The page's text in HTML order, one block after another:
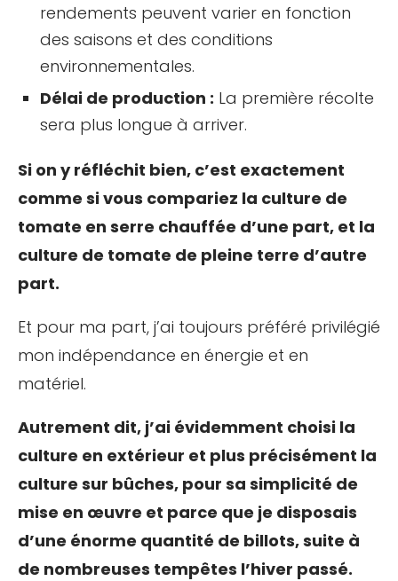
rendements peuvent varier en fonction
des saisons et des conditions
environnementales.
Délai de production : La première récolte
sera plus longue à arriver.
Si on y réfléchit bien, c’est exactement
comme si vous compariez la culture de
tomate en serre chauffée d’une part, et la
culture de tomate de pleine terre d’autre
part.
Et pour ma part, j’ai toujours préféré privilégié
mon indépendance en énergie et en
matériel.
Autrement dit, j’ai évidemment choisi la
culture en extérieur et plus précisément la
culture sur bûches, pour sa simplicité de
mise en œuvre et parce que je disposais
d’une énorme quantité de billots, suite à
de nombreuses tempêtes l’hiver passé.